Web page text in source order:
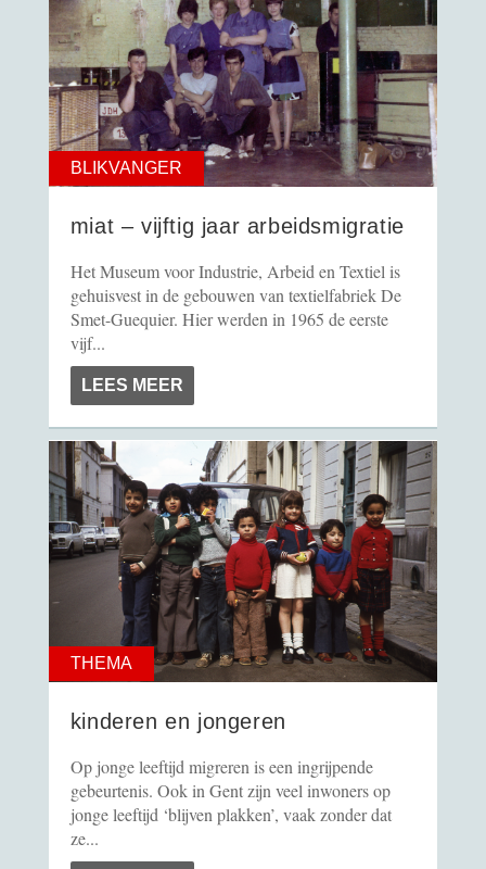
BLIKVANGER
miat – vijftig jaar arbeidsmigratie
Het Museum voor Industrie, Arbeid en Textiel is
gehuisvest in de gebouwen van textielfabriek De
Smet-Guequier. Hier werden in 1965 de eerste
vijf...
LEES MEER
THEMA
kinderen en jongeren
Op jonge leeftijd migreren is een ingrijpende
gebeurtenis. Ook in Gent zijn veel inwoners op
jonge leeftijd ‘blijven plakken’, vaak zonder dat
ze...